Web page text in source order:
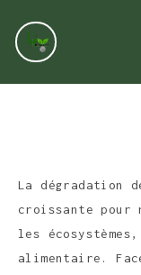
La dégradation
croissante pour
les
alimentaire.